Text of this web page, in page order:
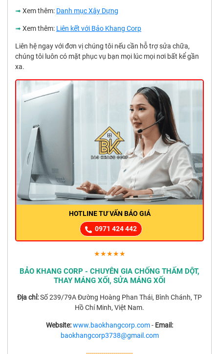
➟ Xem thêm: Danh mục Xây Dựng
➟ Xem thêm: Liên kết với Bảo Khang Corp
Liên hệ ngay với đơn vị chúng tôi nếu cần hỗ trợ sửa chữa,
chúng tôi luôn có mặt phục vụ bạn mọi lúc mọi nơi bất kể gần
xa.
HOTLINE TƯ VẤN BÁO GIÁ
0971 424 442
★★★★★
BẢO KHANG CORP - CHUYÊN GIA CHỐNG THẤM DỘT,
THAY MÁNG XỐI, SỬA MÁNG XỐI
Địa chỉ:Số 239/79A Đường Hoàng Phan Thái, Bình Chánh, TP
Hồ Chí Minh, Việt Nam.
Website:www.baokhangcorp.com- Email:
baokhangcorp3738@gmail.com